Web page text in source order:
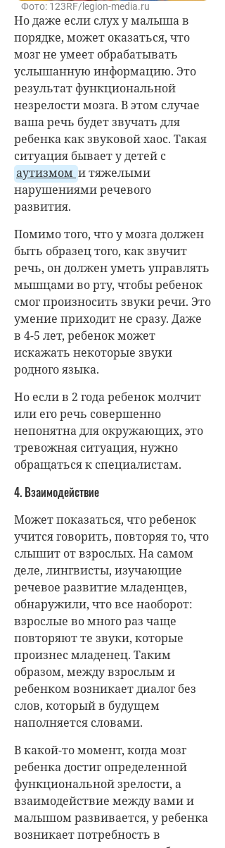
Фото: 123RF/legion-media.ru
Но даже если слух у малыша в
порядке, может оказаться, что
мозг не умеет обрабатывать
услышанную информацию. Это
результат функциональной
незрелости мозга. В этом случае
ваша речь будет звучать для
ребенка как звуковой хаос. Такая
ситуация бывает у детей с
аутизмом и тяжелыми
нарушениями речевого
развития.
Помимо того, что у мозга должен
быть образец того, как звучит
речь, он должен уметь управлять
мышцами во рту, чтобы ребенок
смог произносить звуки речи. Это
умение приходит не сразу. Даже
в 4-5 лет, ребенок может
искажать некоторые звуки
родного языка.
Но если в 2 года ребенок молчит
или его речь совершенно
непонятна для окружающих, это
тревожная ситуация, нужно
обращаться к специалистам.
4. Взаимодействие
Может показаться, что ребенок
учится говорить, повторяя то, что
слышит от взрослых. На самом
деле, лингвисты, изучающие
речевое развитие младенцев,
обнаружили, что все наоборот:
взрослые во много раз чаще
повторяют те звуки, которые
произнес младенец. Таким
образом, между взрослым и
ребенком возникает диалог без
слов, который в будущем
наполняется словами.
В какой-то момент, когда мозг
ребенка достиг определенной
функциональной зрелости, а
взаимодействие между вами и
малышом развивается, у ребенка
возникает потребность в